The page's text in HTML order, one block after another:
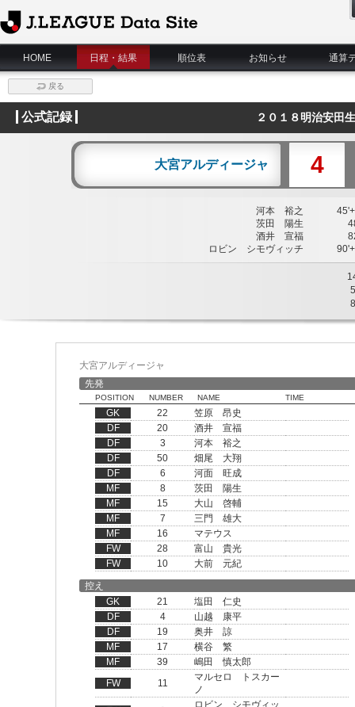
J.League Data Site
HOME
日程・結果 順位表 お知らせ 通算
戻る
公式記録 ２０１８明治安田
大宮アルディージャ 4
河本 裕之
茨田 陽生
酒井 宣福
ロビン シモヴィッチ
5
8
大宮アルディージャ
先発
POSITION NUMBER NAME TIME
GK 22
笠原 昂史
DF
20
酒井 宣福
DF
3
河本 裕之
DF
50
畑尾 大翔
DF
6
河面 旺成
MF
8
茨田 陽生
MF
15
大山 啓輔
MF
7
三門 雄大
MF
16
マテウス
FW
28
富山 貴光
FW
10
大前 元紀
控え
GK
21
塩田 仁史
DF
4
山越 康平
DF
19
奥井 諒
MF
17
横谷 繁
MF
39
嶋田 慎太郎
FW
11
マルセロ トスカー
ノ
ロビン シモヴィッ